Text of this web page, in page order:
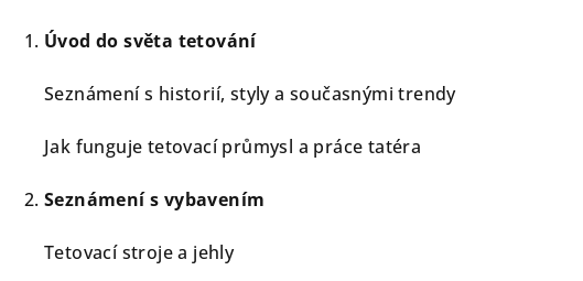
Úvod do světa tetování
Seznámení s historií, styly a současnými trendy
Jak funguje tetovací průmysl a práce tatéra
Seznámení s vybavením
Tetovací stroje a jehly